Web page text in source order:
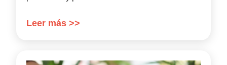
Leer más >>